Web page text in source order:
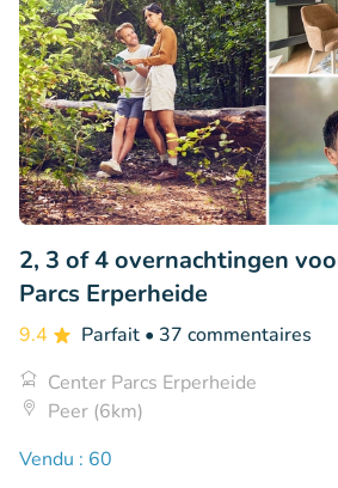
2, 3 of 4 overnachtingen
Parcs Erperheide
9.4 Parfait • 37 commentaires
Center Parcs Erperheide
Peer (6km)
Vendu : 60